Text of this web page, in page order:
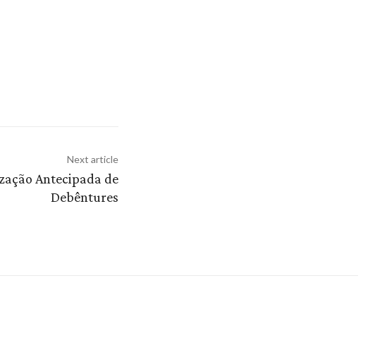
Next article
Antecipada de
Debêntures